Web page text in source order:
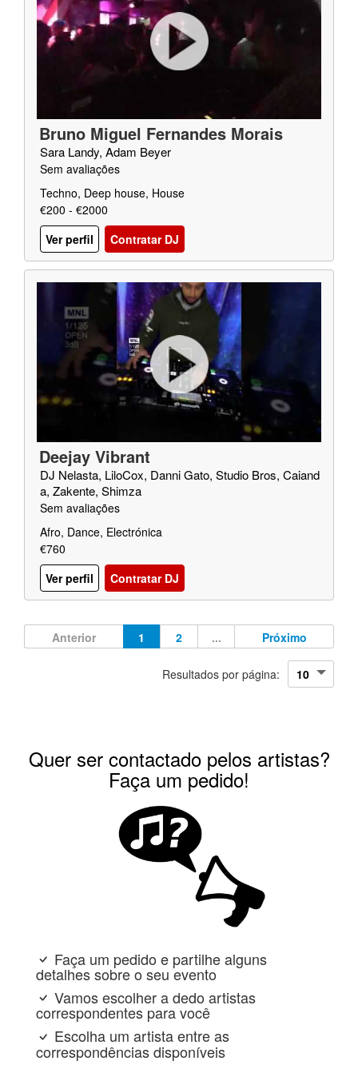
Bruno Miguel Fernandes Morais
Sara Landy, Adam Beyer
Sem avaliações
Techno, Deep house, House
€200 - €2000
Ver perfil
Contratar DJ
Deejay Vibrant
DJ Nelasta, LiloCox, Danni Gato, Studio Bros, Caiand
a, Zakente, Shimza
Sem avaliações
Afro, Dance, Electrónica
€760
Ver perfil
Contratar DJ
Anterior 1 2 ... Próximo
Resultados por página:
Quer ser contactado pelos artistas?
Faça um pedido!
Faça um pedido e partilhe alguns
detalhes sobre o seu evento
Vamos escolher a dedo artistas
correspondentes para você
Escolha um artista entre as
correspondências disponíveis